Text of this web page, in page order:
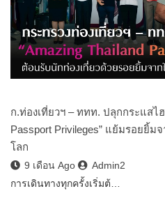
ก.ท่องเที่ยวฯ – ททท. ปลุกกระแสไ
Passport Privileges” แย้มรอยยิ้ม
โลก
9 เดือน Ago
Admin2
การเดินทางทุกครั้งเริ่มต้…